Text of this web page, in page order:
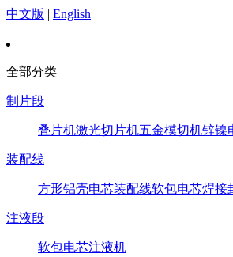
中文版 | English
全部分类
制片段
叠片机激光切片机五金模切机锌镍
装配线
方形铝壳电芯装配线软包电芯焊接
注液段
软包电芯注液机